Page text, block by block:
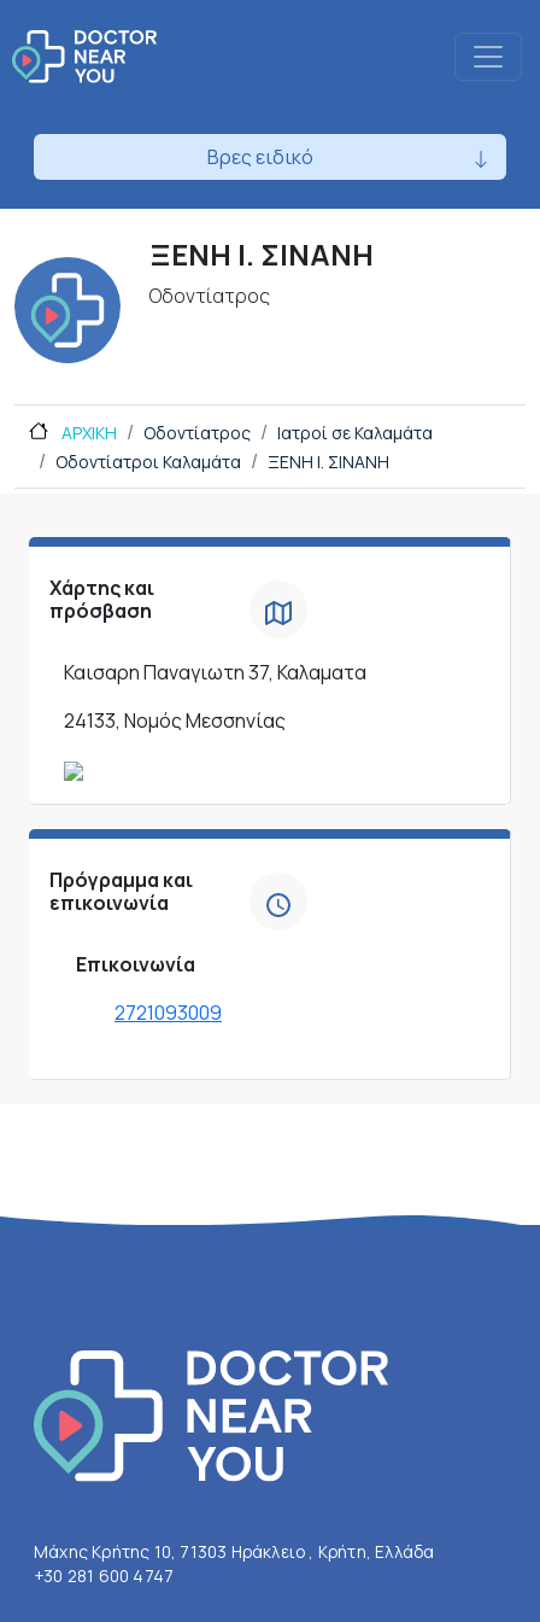
Βρες ειδικό
ΞΕΝΗ Ι. ΣΙΝΑΝΗ
Οδοντίατρος
ΑΡΧΙΚΗ Οδοντίατρος
Ιατροί σε Καλαμάτα
Οδοντίατροι Καλαμάτα
ΞΕΝΗ Ι. ΣΙΝΑΝΗ
Χάρτης και
πρόσβαση
Καισαρη Παναγιωτη 37, Καλαματα
24133, Νομός Μεσσηνίας
Πρόγραμμα και
επικοινωνία
Επικοινωνία
2721093009
Μάχης Κρήτης 10, 71303 Ηράκλειο , Κρήτη, Ελλάδα
+30 281 600 4747